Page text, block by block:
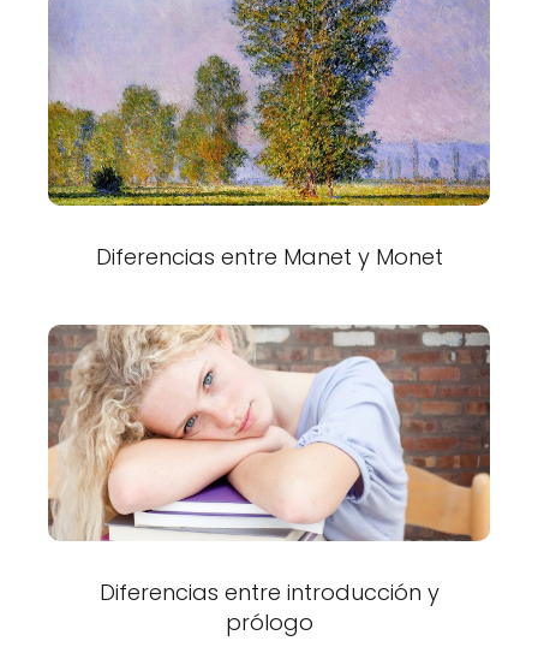
Diferencias entre Manet y Monet
Diferencias entre introducción y
prólogo